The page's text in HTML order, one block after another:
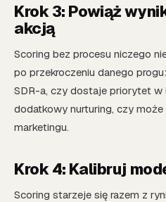
Krok 3: Powiąż
akcją
Scoring bez procesu niczego
po przekroczeniu danego
SDR-a, czy dostaje priorytet w
dodatkowy nurturing, czy
marketingu.
Krok 4: Kalibruj
Scoring starzeje się razem z